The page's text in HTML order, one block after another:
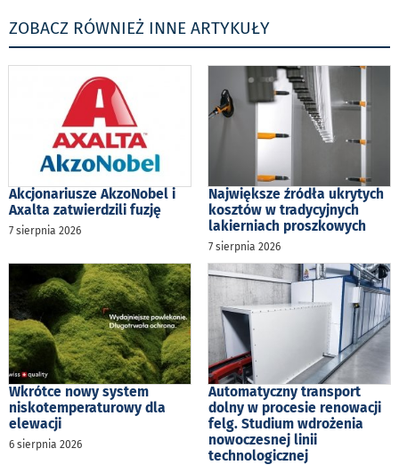
ZOBACZ RÓWNIEŻ INNE ARTYKUŁY
Akcjonariusze AkzoNobel i
Axalta zatwierdzili fuzję
7 sierpnia 2026
Największe źródła ukrytych
kosztów w tradycyjnych
lakierniach proszkowych
7 sierpnia 2026
Wkrótce nowy system
niskotemperaturowy dla
elewacji
6 sierpnia 2026
Automatyczny transport
dolny w procesie renowacji
felg. Studium wdrożenia
nowoczesnej linii
technologicznej